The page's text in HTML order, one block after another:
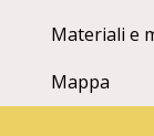
Materiali e
Mappa